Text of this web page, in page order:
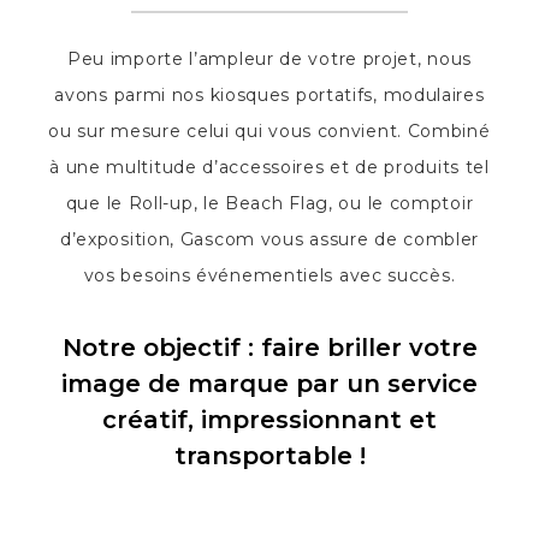
Peu importe l’ampleur de votre projet, nous
avons parmi nos kiosques portatifs, modulaires
ou sur mesure celui qui vous convient. Combiné
à une multitude d’accessoires et de produits tel
que le Roll-up, le Beach Flag, ou le comptoir
d’exposition, Gascom vous assure de combler
vos besoins événementiels avec succès.
Notre objectif : faire briller votre
image de marque par un service
créatif, impressionnant et
transportable !